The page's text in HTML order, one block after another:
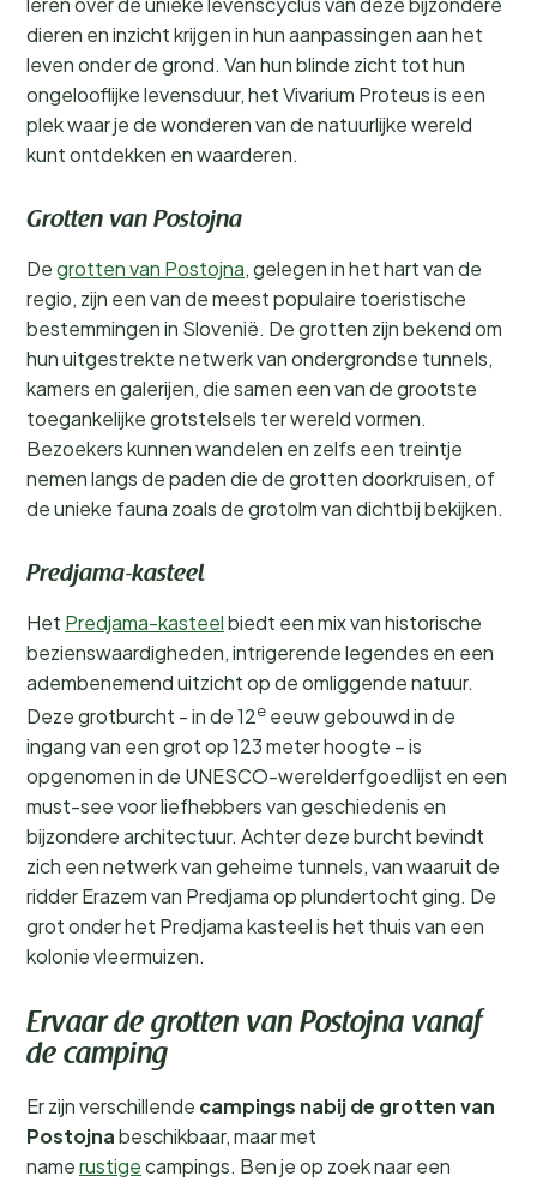
dieren en inzicht krijgen in hun aanpassingen aan het
leven onder de grond. Van hun blinde zicht tot hun
ongelooflijke levensduur, het Vivarium Proteus is een
plek waar je de wonderen van de natuurlijke wereld
kunt ontdekken en waarderen.
Grotten van Postojna
Degrotten van Postojna, gelegen in het hart van de
regio, zijn een van de meest populaire toeristische
bestemmingen in Slovenië. De grotten zijn bekend om
hun uitgestrekte netwerk van ondergrondse tunnels,
kamers en galerijen, die samen een van de grootste
toegankelijke grotstelsels ter wereld vormen.
Bezoekers kunnen wandelen en zelfs een treintje
nemen langs de paden die de grotten doorkruisen, of
de unieke fauna zoals de grotolm van dichtbij bekijken.
Predjama-kasteel
Het Predjama-kasteelbiedt een mix van historische
bezienswaardigheden, intrigerende legendes en een
adembenemend uitzicht op de omliggende natuur.
Deze grotburcht - in de 12e eeuw gebouwd in de
ingang van een grot op 123 meter hoogte – is
opgenomen in de UNESCO-werelderfgoedlijst en een
must-see voor liefhebbers van geschiedenis en
bijzondere architectuur. Achter deze burcht bevindt
zich een netwerk van geheime tunnels, van waaruit de
ridder Erazem van Predjama op plundertocht ging. De
grot onder het Predjama kasteel is het thuis van een
kolonie vleermuizen.
Ervaar de grotten van Postojna vanaf
de camping
Er zijn verschillende campings nabij de grotten van
Postojnabeschikbaar, maar met
namerustigecampings. Ben je op zoek naar een